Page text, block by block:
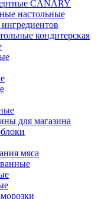
CANARY
настольные
кондитерская
для магазина
мяса